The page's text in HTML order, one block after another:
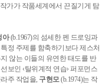
가가 작품세계에서 끈질기게 탐
아(b.1967)의 섬세한 펜 드로잉과
정 주제를 함축하기보다 제스처
않는 이들의 유연한 태도를 반
보인 ‹탈위계적 연습› 퍼포먼스
주 작업을, 구현모(b.1974)는 작